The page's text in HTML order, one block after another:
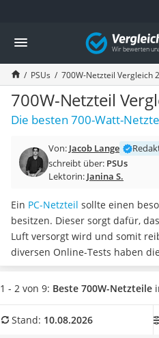
Die beliebtesten Vergleiche nach
Elektronik
Powerstation
Monitor 32 Zoll 4K
Fernseher
Drucker
Desktop-PC
Diascanner
Laser-Multifunktionsdrucker
Powerstation mit Solarpanel
Gaming-PC
Soundbar
17-Zoll-Laptop
Satellitenschüssel
Gaming-Headset
Tablets unter 200 Euro
Vergleich
PSUs 700W-Netzteil Vergleich
700W-Netzteil
Die besten 700-Watt-
Von: Jacob Lange
schreibt über: PSUs
Lektorin: Janina S.
Ein PC-Netzteil sollte einen
besitzen. Dieser sorgt dafür,
Luft versorgt wird und somit
diversen Online-Tests haben
W-Netzteilen bereitsLüfter mit
Millimeternintegriert. Wählen
äußerst hohen Wirkungsgrads
1 - 2 von 9: Beste 700W-Netzteile
Stand: 10.08.2026